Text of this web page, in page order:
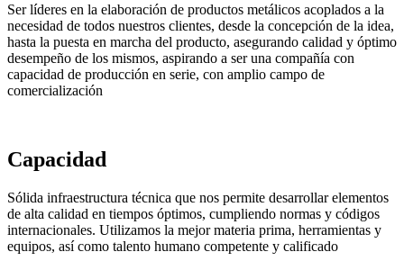
Ser líderes en la elaboración de productos metálicos acoplados a la
necesidad de todos nuestros clientes, desde la concepción de la idea,
hasta la puesta en marcha del producto, asegurando calidad y óptimo
desempeño de los mismos, aspirando a ser una compañía con
capacidad de producción en serie, con amplio campo de
comercialización
Capacidad
Sólida infraestructura técnica que nos permite desarrollar elementos
de alta calidad en tiempos óptimos, cumpliendo normas y códigos
internacionales. Utilizamos la mejor materia prima, herramientas y
equipos, así como talento humano competente y calificado